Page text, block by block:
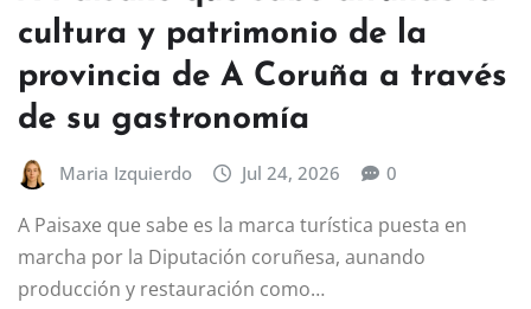
A Paisaxe que sabe difunde la
cultura y patrimonio de la
provincia de A Coruña a través
de su gastronomía
A Paisaxe que sabe es la marca turística puesta en
marcha por la Diputación coruñesa, aunando